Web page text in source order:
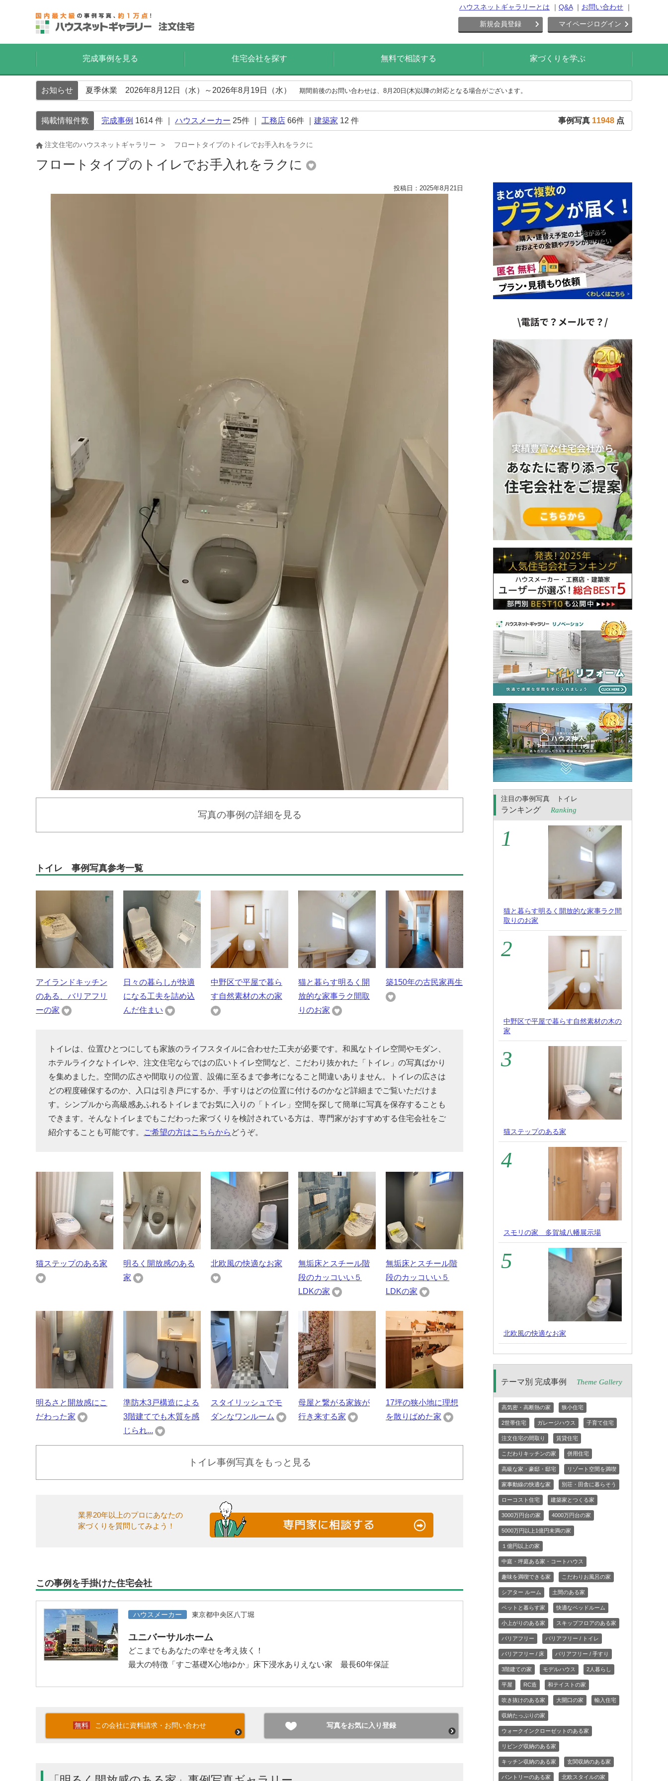
ハウスネットギャラリーとは Q&A お問い合わせ
新規会員登録 マイページログイン
完成事例を見る 住宅会社を探す 無料で相談する 家づくりを学ぶ
お知らせ 夏季休業 2026年8月12日（水）～2026年8月19日（水） 期間前後のお問い合わせは、8月20日(木)以降の対応となる場合がございます。
掲載情報件数 完成事例 1614 件 ｜ ハウスメーカー 25件 ｜ 工務店 66件 ｜ 建築家 12 件 事例写真 11948 点
注文住宅のハウスネットギャラリー フロートタイプのトイレでお手入れをラクに
フロートタイプのトイレでお手入れをラクに
投稿日：2025年8月21日
写真の事例の詳細を見る
トイレ 事例写真参考一覧
アイランドキッチン
のある、バリアフリ
ーの家
日々の暮らしが快適
になる工夫を詰め込
んだ住まい
中野区で平屋で暮ら
す自然素材の木の家
猫と暮らす明るく開
放的な家事ラク間取
りのお家
築150年の古民家再生
トイレは、位置ひとつにしても家族のライフスタイルに合わせた工夫が必要です。和風なトイレ空間やモダン、
ホテルライクなトイレや、注文住宅ならではの広いトイレ空間など、こだわり抜かれた「トイレ」の写真ばかり
を集めました。空間の広さや間取りの位置、設備に至るまで参考になること間違いありません。トイレの広さは
どの程度確保するのか、入口は引き戸にするか、手すりはどの位置に付けるのかなど詳細までご覧いただけま
す。シンプルから高級感あふれるトイレまでお気に入りの「トイレ」空間を探して簡単に写真を保存することも
できます。そんなトイレまでもこだわった家づくりを検討されている方は、専門家がおすすめする住宅会社をご
紹介することも可能です。
ご希望の方はこちらから どうぞ。
猫ステップのある家
明るく開放感のある
家
北欧風の快適なお家
無垢床とスチール階
段のカッコいい５
LDKの家
無垢床とスチール階
段のカッコいい５
LDKの家
明るさと開放感にこ
だわった家
準防木3戸構造による
3階建てでも木質を感
じられ...
スタイリッシュでモ
ダンなワンルーム
母屋と繋がる家族が
行き来する家
17坪の狭小地に理想
を散りばめた家
トイレ事例写真をもっと見る
業界20年以上のプロにあなたの
家づくりを質問してみよう！
この事例を手掛けた住宅会社
ハウスメーカー 東京都中央区八丁堀
ユニバーサルホーム
どこまでもあなたの幸せを考え抜く！
最大の特徴「すご基礎X心地ゆか」床下浸水ありえない家 最長60年保証
この会社に資料請求・お問い合わせ 写真をお気に入り登録
注目の事例写真 トイレ
ランキング Ranking
猫と暮らす明るく開放的な家事ラク間
取りのお家
中野区で平屋で暮らす自然素材の木の
家
猫ステップのある家
スモリの家 多賀城八幡展示場
北欧風の快適なお家
テーマ別 完成事例 Theme Gallery
高気密・高断熱の家 狭小住宅
2世帯住宅 ガレージハウス 子育て住宅
注文住宅の間取り 賃貸住宅
こだわりキッチンの家 併用住宅
高級な家・豪邸・邸宅 リゾート空間を満喫
家事動線の快適な家 別荘・田舎に暮らそう
ローコスト住宅 建築家とつくる家
3000万円台の家 4000万円台の家
5000万円以上1億円未満の家
１億円以上の家
中庭・坪庭ある家・コートハウス
趣味を満喫できる家 こだわりお風呂の家
シアター ルーム 土間のある家
ペットと暮らす家 快適なベッドルーム
小上がりのある家 スキップフロアのある家
バリアフリー バリアフリー / トイレ
バリアフリー / 床 バリアフリー / 手すり
3階建ての家 モデルハウス 2人暮らし
平屋 RC造 和テイストの家
吹き抜けのある家 大開口の家 輸入住宅
収納たっぷりの家
ウォークインクローゼットのある家
リビング収納のある家
キッチン収納のある家 玄関収納のある家
パントリーのある家 北欧スタイルの家